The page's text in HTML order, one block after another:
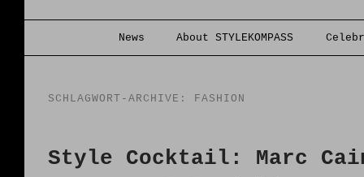
Zum Inhalt wechseln
Zum sekundären Inhalt wechseln
News About STYLEKOMPASS
SCHLAGWORT-ARCHIVE: FASHION‬
Style Cocktail: Marc